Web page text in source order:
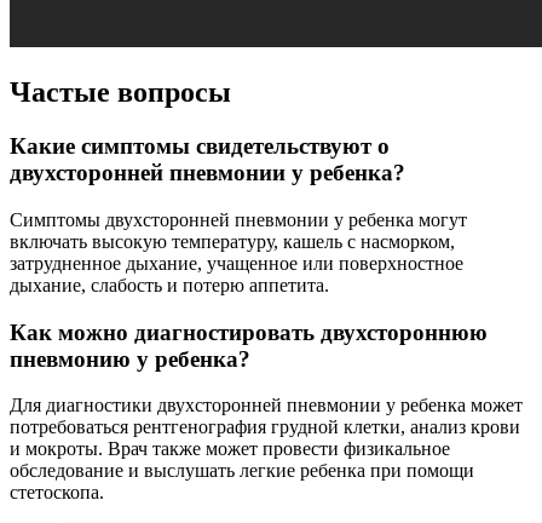
Частые вопросы
Какие симптомы свидетельствуют о
двухсторонней пневмонии у ребенка?
Симптомы двухсторонней пневмонии у ребенка могут
включать высокую температуру, кашель с насморком,
затрудненное дыхание, учащенное или поверхностное
дыхание, слабость и потерю аппетита.
Как можно диагностировать двухстороннюю
пневмонию у ребенка?
Для диагностики двухсторонней пневмонии у ребенка может
потребоваться рентгенография грудной клетки, анализ крови
и мокроты. Врач также может провести физикальное
обследование и выслушать легкие ребенка при помощи
стетоскопа.